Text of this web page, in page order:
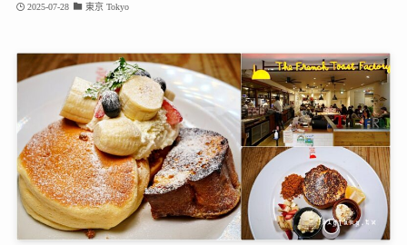
2025-07-28 東京 Tokyo